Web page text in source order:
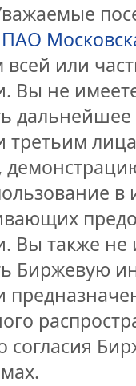
ПАО
всей или
Вы не
Вы также не
Биржевую
согласия